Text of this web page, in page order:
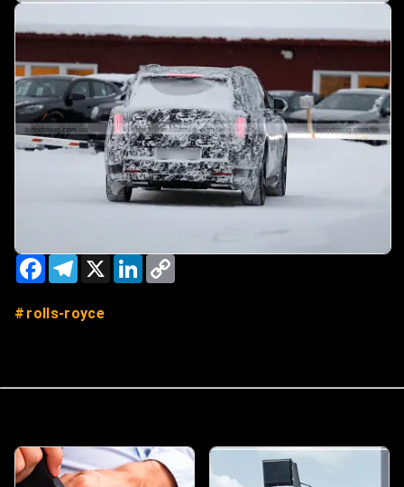
FacebookTelegram
X LinkedIn
rolls-royce